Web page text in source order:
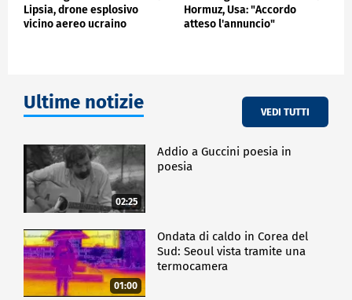
Lipsia, drone esplosivo
vicino aereo ucraino
Hormuz, Usa: "Accordo
atteso l'annuncio"
Ultime notizie VEDI TUTTI
02:25
Addio a Guccini poesia in
poesia
01:00
Ondata di caldo in Corea del
Sud: Seoul vista tramite una
termocamera